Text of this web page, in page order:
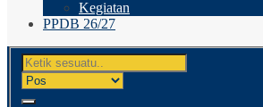
Kegiatan
PPDB 26/27